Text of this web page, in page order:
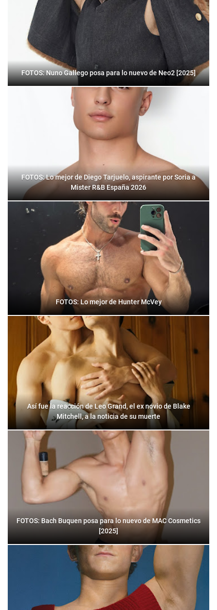
FOTOS: Nuno Gallego posa para lo nuevo de Neo2 [2025]
FOTOS: Lo mejor de Diego Tarjuelo, aspirante por Soria a
Mister R&B España 2026
FOTOS: Lo mejor de Hunter McVey
Así fue la reacción de Leo Grand, el ex novio de Blake
Mitchell, a la noticia de su muerte
FOTOS: Bach Buquen posa para lo nuevo de MAC Cosmetics
[2025]